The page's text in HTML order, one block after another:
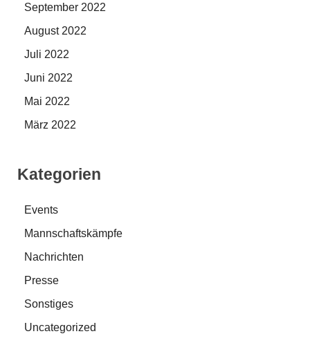
September 2022
August 2022
Juli 2022
Juni 2022
Mai 2022
März 2022
Kategorien
Events
Mannschaftskämpfe
Nachrichten
Presse
Sonstiges
Uncategorized